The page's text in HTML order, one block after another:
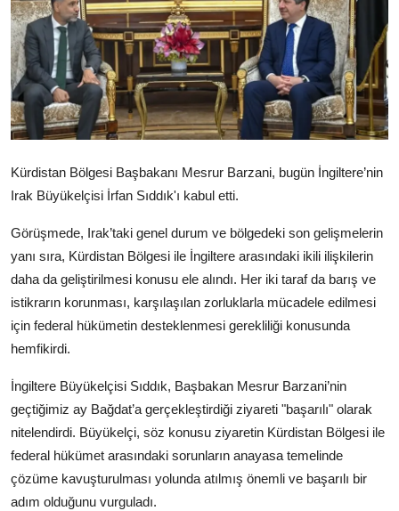
İletişim
Türkçe Kurdi
Kürdistan Bölgesi Başbakanı Mesrur Barzani, bugün İngiltere’nin
Irak Büyükelçisi İrfan Sıddık'ı kabul etti.
Görüşmede, Irak’taki genel durum ve bölgedeki son gelişmelerin
yanı sıra, Kürdistan Bölgesi ile İngiltere arasındaki ikili ilişkilerin
daha da geliştirilmesi konusu ele alındı. Her iki taraf da barış ve
istikrarın korunması, karşılaşılan zorluklarla mücadele edilmesi
için federal hükümetin desteklenmesi gerekliliği konusunda
hemfikirdi.
İngiltere Büyükelçisi Sıddık, Başbakan Mesrur Barzani’nin
geçtiğimiz ay Bağdat’a gerçekleştirdiği ziyareti "başarılı" olarak
nitelendirdi. Büyükelçi, söz konusu ziyaretin Kürdistan Bölgesi ile
federal hükümet arasındaki sorunların anayasa temelinde
çözüme kavuşturulması yolunda atılmış önemli ve başarılı bir
adım olduğunu vurguladı.